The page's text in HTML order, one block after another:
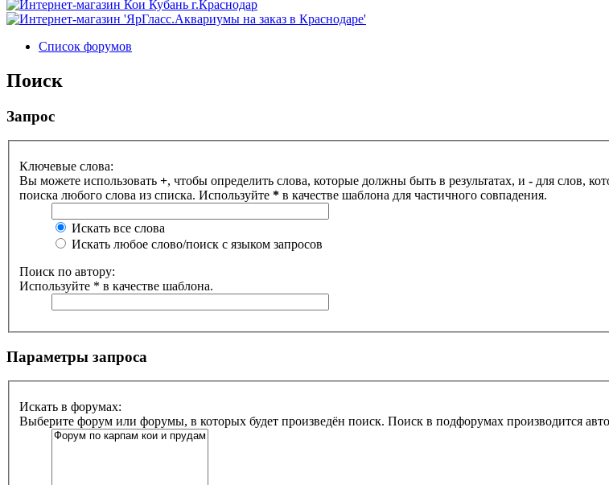
Список форумов
Поиск
Запрос
Ключевые слова:
Вы можете использовать +, чтобы определить слова, которые должны быть в результатах, и - для слов,
поиска любого слова из списка. Используйте * в качестве шаблона для частичного совпадения.
Искать все слова
Искать любое слово/поиск с языком запросов
Поиск по автору:
Используйте * в качестве шаблона.
Параметры запроса
Искать в форумах:
Выберите форум или форумы, в которых будет произведён поиск. Поиск в подфорумах производится